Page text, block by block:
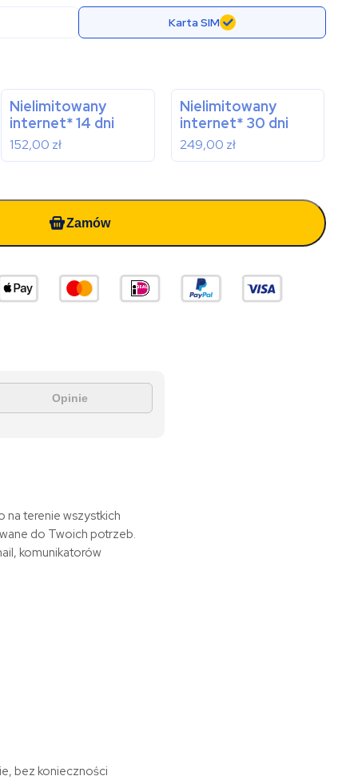
Karta SIM
Nielimitowany
internet* 14 dni
152,00 zł
Nielimitowany
internet* 30 dni
249,00 zł
Zamów
Opinie
na terenie wszystkich
do Twoich potrzeb.
komunikatorów
bez konieczności